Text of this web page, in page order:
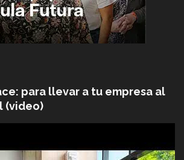
para llevar a tu empresa al
(video)